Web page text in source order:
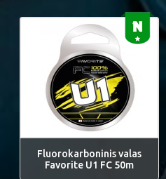
Fluorokarboninis valas
Favorite U1 FC 50m